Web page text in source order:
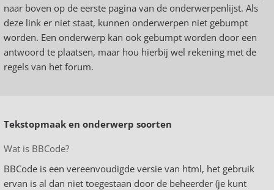
naar boven op de eerste pagina van de onderwerpenlijst. Als
deze link er niet staat, kunnen onderwerpen niet gebumpt
worden. Een onderwerp kan ook gebumpt worden door een
antwoord te plaatsen, maar hou hierbij wel rekening met de
regels van het forum.
Tekstopmaak en onderwerp soorten
Wat is BBCode?
BBCode is een vereenvoudigde versie van html, het gebruik
ervan is al dan niet toegestaan door de beheerder (je kunt